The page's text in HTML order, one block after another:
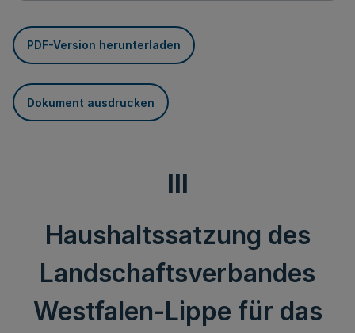
PDF-Version herunterladen
Dokument ausdrucken
III
Haushaltssatzung des
Landschaftsverbandes
Westfalen-Lippe für das